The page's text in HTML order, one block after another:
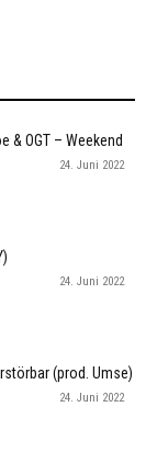
& OGT – Weekend
24. Juni 2022
24. Juni 2022
(prod. Umse)
24. Juni 2022